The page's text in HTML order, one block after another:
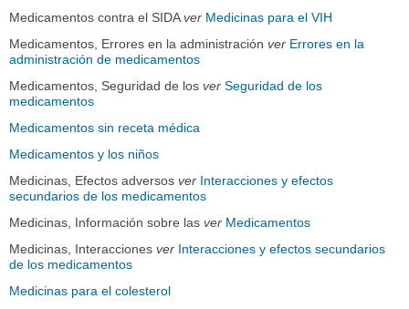
Medicamentos contra el SIDAver Medicinas para el VIH
Medicamentos, Errores en la administración ver Errores en la
administración de medicamentos
Medicamentos, Seguridad de los ver Seguridad de los
medicamentos
Medicamentos sin receta médica
Medicamentos y los niños
Medicinas, Efectos adversos ver Interacciones y efectos
secundarios de los medicamentos
Medicinas, Información sobre las ver Medicamentos
Medicinas, Interacciones ver Interacciones y efectos secundarios
de los medicamentos
Medicinas para el colesterol